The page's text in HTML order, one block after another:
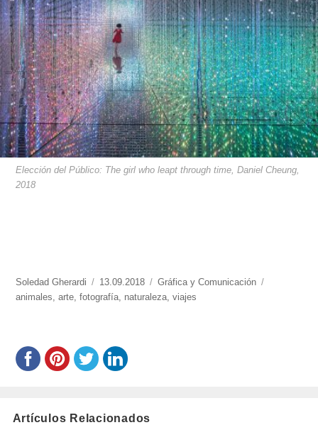
Elección del Público: The girl who leapt through time, Daniel Cheung,
2018
https://www.experimenta.es/author/soledad-
gherardi/
Soledad Gherardi
Publicado
el
13.09.2018 Categorías
Gráfica y Comunicación
animales,arte,fotografía, naturaleza,viajes
Artículos Relacionados